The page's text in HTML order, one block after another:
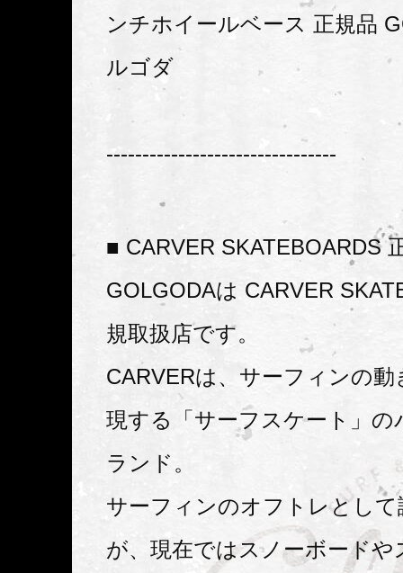
ンチホイールベース 正規品
ルゴダ
--------------------------------
■ CARVER SKATEBOARDS
GOLGODAは CARVER
規取扱店です。
CARVERは、サーフィンの
現する「サーフスケート」
ランド。
サーフィンのオフトレとし
が、現在ではスノーボードや